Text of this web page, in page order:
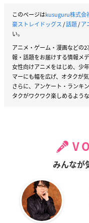
このページはkusuguru株式会
豪ストレイドッグス/話題/ア
い。
アニメ・ゲーム・漫画などの
報・話題をお届けする情報メ
女性向けアニメをはじめ、少
マーにも幅を広げ、オタクが
さらに、アンケート・ランキ
タクがワクワク楽しめるよう
みんなが